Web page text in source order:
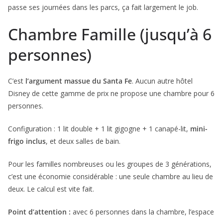
passe ses journées dans les parcs, ça fait largement le job.
Chambre Famille (jusqu’à 6
personnes)
C’est l’argument massue du Santa Fe. Aucun autre hôtel
Disney de cette gamme de prix ne propose une chambre pour 6
personnes.
Configuration : 1 lit double + 1 lit gigogne + 1 canapé-lit, mini-
frigo inclus, et deux salles de bain.
Pour les familles nombreuses ou les groupes de 3 générations,
c’est une économie considérable : une seule chambre au lieu de
deux. Le calcul est vite fait.
Point d’attention : avec 6 personnes dans la chambre, l’espace